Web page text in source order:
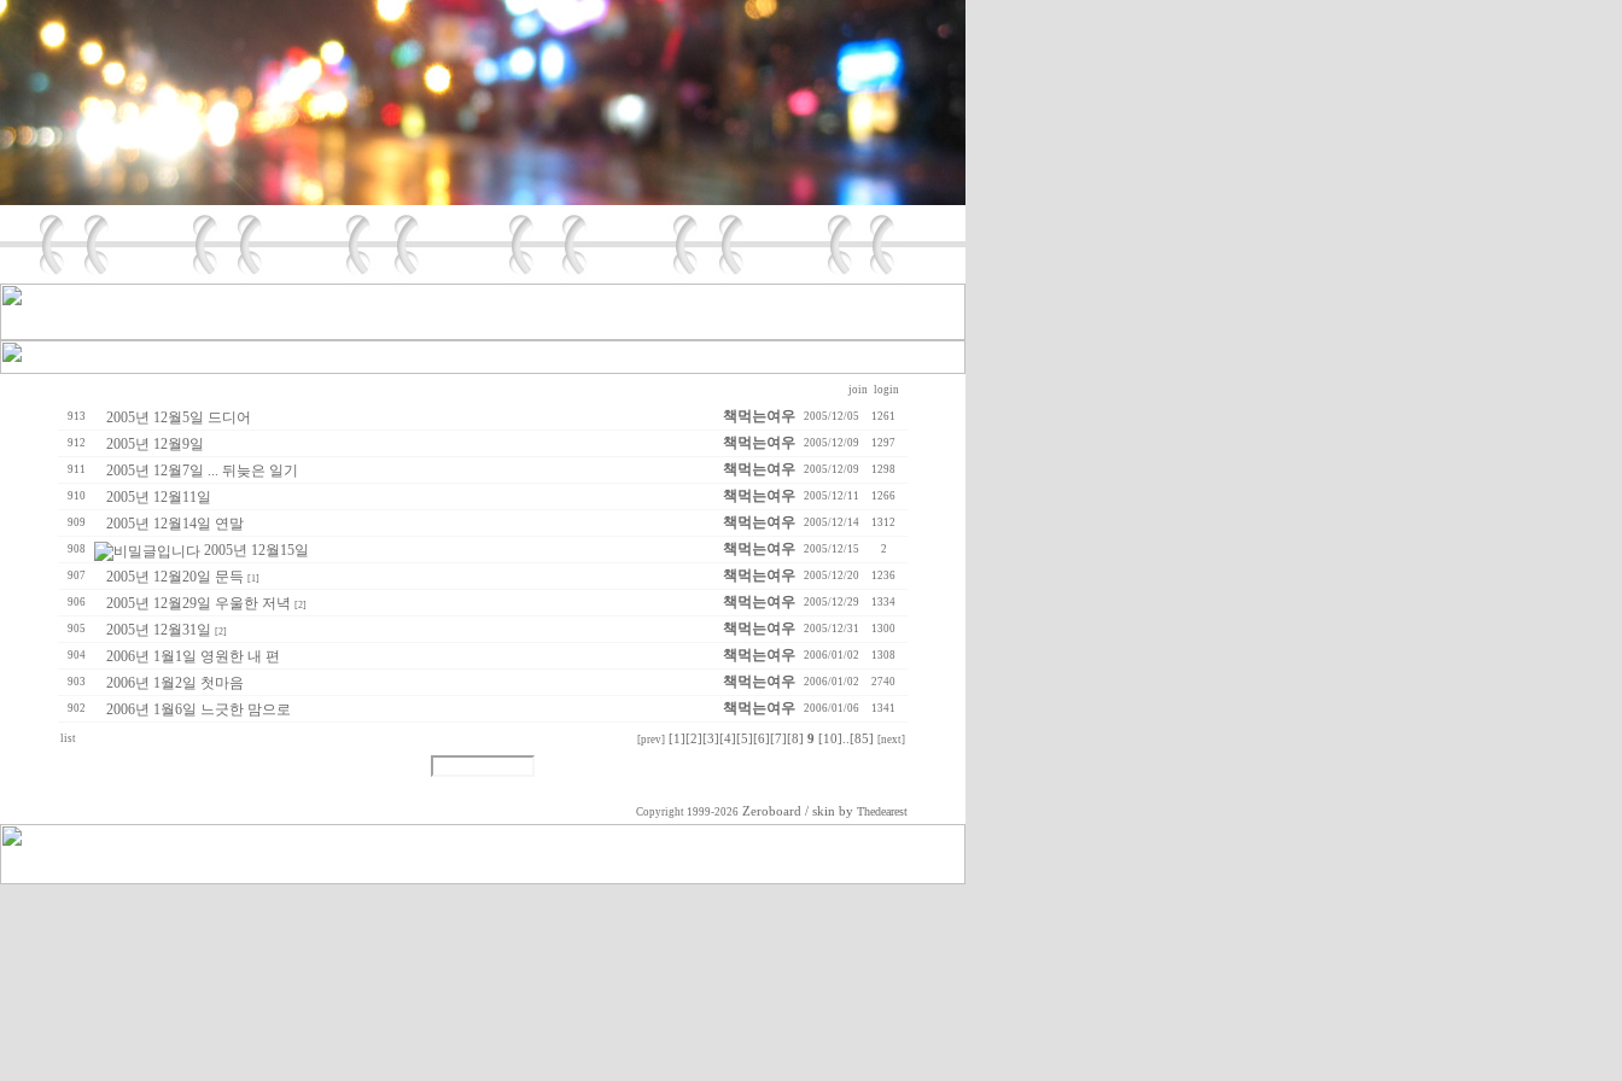
join login
913 2005년 12월5일 드디어 책먹는여우 2005/12/05 1261
912 2005년 12월9일 책먹는여우 2005/12/09 1297
911 2005년 12월7일 ... 뒤늦은 일기 책먹는여우 2005/12/09 1298
910 2005년 12월11일 책먹는여우 2005/12/11 1266
909 2005년 12월14일 연말 책먹는여우 2005/12/14 1312
908 2005년 12월15일 책먹는여우 2005/12/15 2
907 2005년 12월20일 문득 [1] 책먹는여우 2005/12/20 1236
906 2005년 12월29일 우울한 저녁 [2] 책먹는여우 2005/12/29 1334
905 2005년 12월31일 [2] 책먹는여우 2005/12/31 1300
904 2006년 1월1일 영원한 내 편 책먹는여우 2006/01/02 1308
903 2006년 1월2일 첫마음 책먹는여우 2006/01/02 2740
902 2006년 1월6일 느긋한 맘으로 책먹는여우 2006/01/06 1341
list [prev] [1] [2] [3] [4] [5] [6] [7] [8] 9 [10] [85] [next]
Copyright 1999-2026 Zeroboard / skin by Thedearest